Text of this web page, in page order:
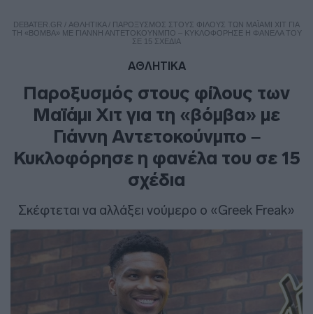
DEBATER.GR / ΑΘΛΗΤΙΚΑ/ ΠΑΡΟΞΥΣΜΌΣ ΣΤΟΥΣ ΦΊΛΟΥΣ ΤΩΝ ΜΑΪΆΜΙ ΧΙΤ ΓΙΑ
ΤΗ «ΒΌΜΒΑ» ΜΕ ΓΙΆΝΝΗ ΑΝΤΕΤΟΚΟΎΝΜΠΟ – ΚΥΚΛΟΦΌΡΗΣΕ Η ΦΑΝΈΛΑ ΤΟΥ
ΣΕ 15 ΣΧΈΔΙΑ
ΑΘΛΗΤΙΚΑ
Παροξυσμός στους φίλους των
Μαϊάμι Χιτ για τη «βόμβα» με
Γιάννη Αντετοκούνμπο –
Κυκλοφόρησε η φανέλα του σε 15
σχέδια
Σκέφτεται να αλλάξει νούμερο ο «Greek Freak»